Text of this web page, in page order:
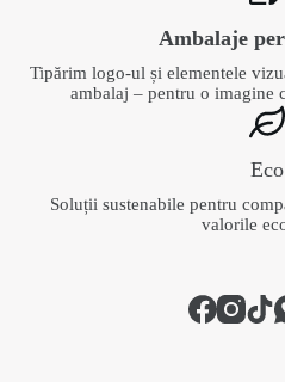
Ambalaje
Tipărim logo-ul și elementele
ambalaj – pentru o imagine
Eco
Soluții sustenabile pentru
valorile